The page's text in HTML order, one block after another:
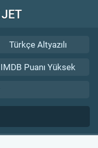
JET
Türkçe Altyazılı
IMDB Puanı Yüksek